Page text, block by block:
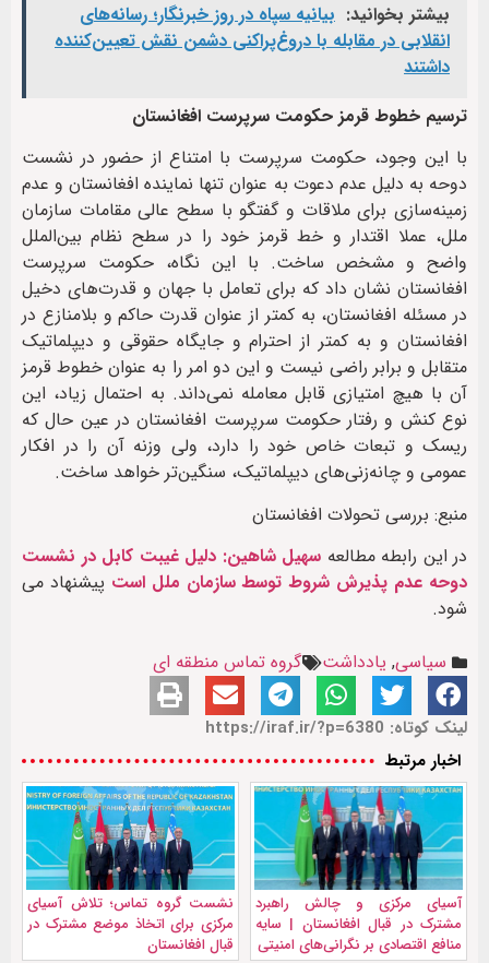
بیشتر بخوانید: بیانیه سپاه در روز خبرنگار؛ رسانه‌های
انقلابی در مقابله با دروغ‌پراکنی دشمن نقش تعیین‌کننده
داشتند
ترسیم خطوط قرمز حکومت سرپرست افغانستان
با این وجود، حکومت سرپرست با امتناع از حضور در نشست
دوحه به دلیل عدم دعوت به عنوان تنها نماینده افغانستان و عدم
زمینه‌سازی برای ملاقات و گفتگو با سطح عالی مقامات سازمان
ملل، عملا اقتدار و خط قرمز خود را در سطح نظام بین‌الملل
واضح و مشخص ساخت. با این نگاه، حکومت سرپرست
افغانستان نشان داد که برای تعامل با جهان و قدرت‌های دخیل
در مسئله افغانستان، به کمتر از عنوان قدرت حاکم و بلامنازع در
افغانستان و به کمتر از احترام و جایگاه حقوقی و دیپلماتیک
متقابل و برابر راضی نیست و این دو امر را به عنوان خطوط قرمز
آن با هیچ امتیازی قابل معامله نمی‌داند. به احتمال زیاد، این
نوع کنش و رفتار حکومت سرپرست افغانستان در عین‌ حال که
ریسک و تبعات خاص خود را دارد، ولی وزنه آن را در افکار
عمومی و چانه‌زنی‌های دیپلماتیک، سنگین‌تر خواهد ساخت.
منبع: بررسی تحولات افغانستان
در این رابطه مطالعه سهیل شاهین: دلیل غیبت کابل در نشست
دوحه عدم پذیرش شروط توسط سازمان ملل است پیشنهاد می
شود.
سیاسی, یادداشت گروه تماس منطقه ای
لینک کوتاه: https://iraf.ir/?p=6380
اخبار مرتبط
آسیای مرکزی و چالش راهبرد
مشترک در قبال افغانستان | سایه
منافع اقتصادی بر نگرانی‌های امنیتی
نشست گروه تماس؛ تلاش آسیای
مرکزی برای اتخاذ موضع مشترک در
قبال افغانستان